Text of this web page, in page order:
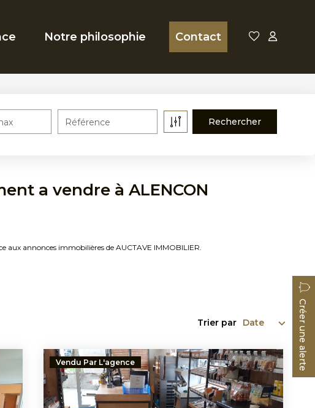
Notre philosophie Contact
Référence
a vendre à ALENCON
annonces immobilières de AUCTAVE IMMOBILIER.
Créer une alerte
Trier par
Vendu Par L'agence